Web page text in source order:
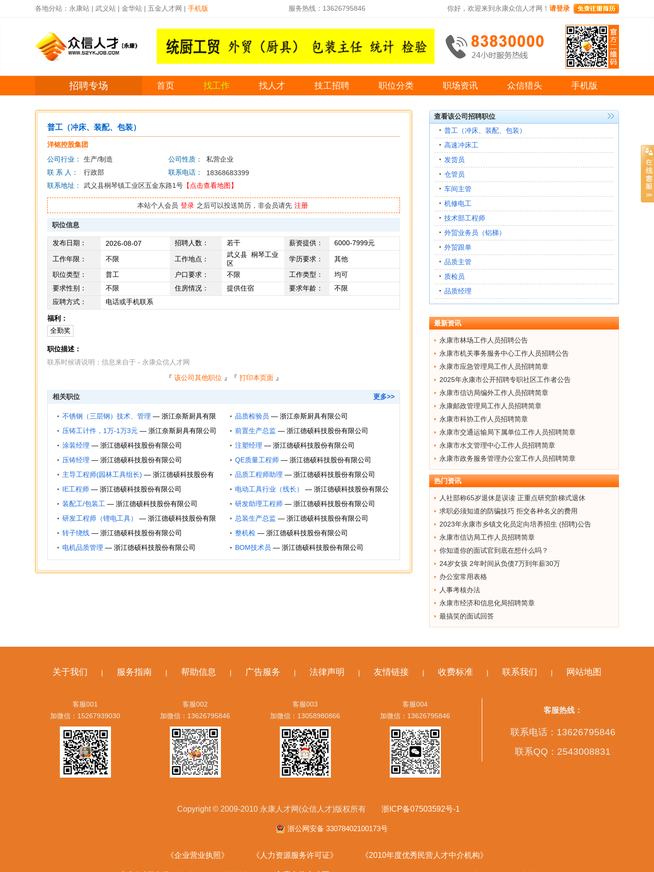
各地分站： 永康站 | 武义站 | 金华站 | 五金人才网 | 手机版 服务热线：13626795846 你好，欢迎来到永康众信人才网！ 请登录
招聘专场 首页 找工作 找人才 技工招聘 职位分类 职场资讯 众信猎头 手机版
普工（冲床、装配、包装）
洋铭控股集团
公司行业：
生产/制造 公司性质：
私营企业
联 系 人：
行政部 联系电话：
18368683399
联系地址：
武义县桐琴镇工业区五金东路1号 【点击查看地图】
本站个人会员 登录 之后可以投送简历，非会员请先 注册
职位信息
发布日期： 2026-08-07 招聘人数： 若干 薪资提供： 6000-7999元
工作年限： 不限 工作地点：
武义县 桐琴工业
区
学历要求：
其他
职位类型：
普工 户口要求： 不限 工作类型：
均可
要求性别：
不限 住房情况： 提供住宿 要求年龄：
不限
应聘方式：
电话或手机联系
福利：
全勤奖
职位描述：
联系时候请说明：信息来自于 - 永康众信人才网
『 该公司其他职位 』『 打印本页面』
相关职位 更多>>
不锈钢（三层钢）技术、管理 — 浙江奈斯厨具有限
公司
品质检验员 — 浙江奈斯厨具有限公司
压铸工计件，1万-1万3元 — 浙江奈斯厨具有限公司 前置生产总监 — 浙江德硕科技股份有限公司
涂装经理 — 浙江德硕科技股份有限公司 注塑经理 — 浙江德硕科技股份有限公司
压铸经理 — 浙江德硕科技股份有限公司 QE质量工程师 — 浙江德硕科技股份有限公司
主导工程师(园林工具组长) — 浙江德硕科技股份有
限公司
品质工程师助理 — 浙江德硕科技股份有限公司
IE工程师 — 浙江德硕科技股份有限公司 电动工具行业（线长） — 浙江德硕科技股份有限公
司
装配工/包装工 — 浙江德硕科技股份有限公司 研发助理工程师 — 浙江德硕科技股份有限公司
研发工程师（锂电工具）
— 浙江德硕科技股份有限
公司
总装生产总监 — 浙江德硕科技股份有限公司
转子绕线 — 浙江德硕科技股份有限公司 整机检 — 浙江德硕科技股份有限公司
电机品质管理 — 浙江德硕科技股份有限公司 BOM技术员 — 浙江德硕科技股份有限公司
查看该公司招聘职位
普工（冲床、装配、包装）
高速冲床工
发货员
仓管员
车间主管
机修电工
技术部工程师
外贸业务员（铝梯）
外贸跟单
品质主管
质检员
品质经理
最新资讯
永康市林场工作人员招聘公告
永康市机关事务服务中心工作人员招聘公告
永康市应急管理局工作人员招聘简章
2025年永康市公开招聘专职社区工作者公告
永康市信访局编外工作人员招聘简章
永康邮政管理局工作人员招聘简章
永康市科协工作人员招聘简章
永康市交通运输局下属单位工作人员招聘简章
永康市水文管理中心工作人员招聘简章
永康市政务服务管理办公室工作人员招聘简章
热门资讯
人社部称65岁退休是误读 正重点研究阶梯式退休
求职必须知道的防骗技巧 拒交各种名义的费用
2023年永康市乡镇文化员定向培养招生 (招聘)公告
永康市信访局工作人员招聘简章
你知道你的面试官到底在想什么吗？
24岁女孩 2年时间从负债7万到年薪30万
办公室常用表格
人事考核办法
永康市经济和信息化局招聘简章
最搞笑的面试回答
关于我们 | 服务指南 | 帮助信息 | 广告服务 | 法律声明 | 友情链接 | 收费标准 | 联系我们 | 网站地图
客服001
加微信：15267939030
客服002
加微信：13626795846
客服003
加微信：13058980866
客服004
加微信：13626795846
客服热线：
联系电话：13626795846
联系QQ：2543008831
Copyright © 2009-2010 永康人才网(众信人才)版权所有 浙ICP备07503592号-1
浙公网安备 33078402100173号
《企业营业执照》 《人力资源服务许可证》 《2010年度优秀民营人才中介机构》